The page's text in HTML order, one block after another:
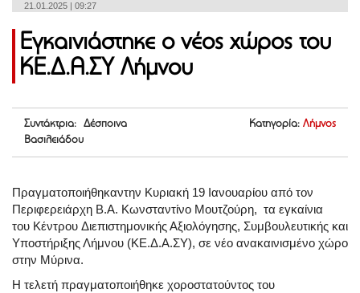
21.01.2025 | 09:27
Εγκαινιάστηκε ο νέος χώρος του
ΚΕ.Δ.Α.ΣΥ Λήμνου
Συντάκτρια: Δέσποινα
Βασιλειάδου
Κατηγορία: Λήμνος
Πραγματοποιήθηκαντην Κυριακή 19 Ιανουαρίου από τον
Περιφερειάρχη Β.Α. Κωνσταντίνο Μουτζούρη, τα εγκαίνια
του Κέντρου Διεπιστημονικής Αξιολόγησης, Συμβουλευτικής και
Υποστήριξης Λήμνου (ΚΕ.Δ.Α.ΣΥ), σε νέο ανακαινισμένο χώρο
στην Μύρινα.
Η τελετή πραγματοποιήθηκε χοροστατούντος του